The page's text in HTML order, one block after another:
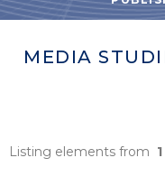
MEDIA
Listing elements from 1